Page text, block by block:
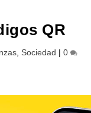
QR
, Sociedad | 0